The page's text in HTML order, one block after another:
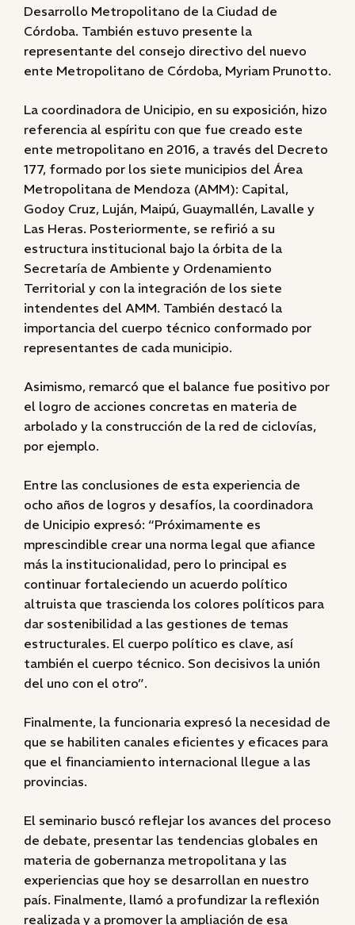
Desarrollo Metropolitano de la Ciudad de
Córdoba. También estuvo presente la
representante del consejo directivo del nuevo
ente Metropolitano de Córdoba, Myriam Prunotto.
La coordinadora de Unicipio, en su exposición, hizo
referencia al espíritu con que fue creado este
ente metropolitano en 2016, a través del Decreto
177, formado por los siete municipios del Área
Metropolitana de Mendoza (AMM): Capital,
Godoy Cruz, Luján, Maipú, Guaymallén, Lavalle y
Las Heras. Posteriormente, se refirió a su
estructura institucional bajo la órbita de la
Secretaría de Ambiente y Ordenamiento
Territorial y con la integración de los siete
intendentes del AMM. También destacó la
importancia del cuerpo técnico conformado por
representantes de cada municipio.
Asimismo, remarcó que el balance fue positivo por
el logro de acciones concretas en materia de
arbolado y la construcción de la red de ciclovías,
por ejemplo.
Entre las conclusiones de esta experiencia de
ocho años de logros y desafíos, la coordinadora
de Unicipio expresó: “Próximamente es
mprescindible crear una norma legal que afiance
más la institucionalidad, pero lo principal es
continuar fortaleciendo un acuerdo político
altruista que trascienda los colores políticos para
dar sostenibilidad a las gestiones de temas
estructurales. El cuerpo político es clave, así
también el cuerpo técnico. Son decisivos la unión
del uno con el otro”.
Finalmente, la funcionaria expresó la necesidad de
que se habiliten canales eficientes y eficaces para
que el financiamiento internacional llegue a las
provincias.
El seminario buscó reflejar los avances del proceso
de debate, presentar las tendencias globales en
materia de gobernanza metropolitana y las
experiencias que hoy se desarrollan en nuestro
país. Finalmente, llamó a profundizar la reflexión
realizada y a promover la ampliación de esa